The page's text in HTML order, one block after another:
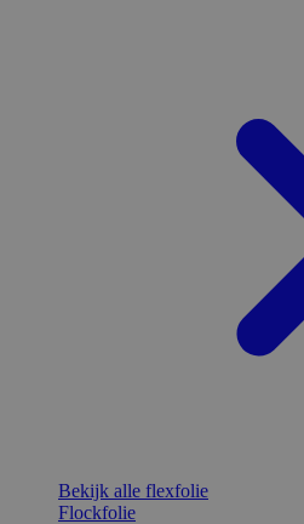
Bekijk alle flexfolie
Flockfolie